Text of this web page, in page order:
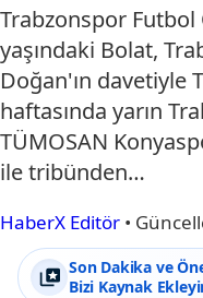
Trabzonspor
yaşındaki Bolat,
Doğan'ın davetiyle
haftasında yarın
TÜMOSAN
ile tribünden…
HaberX Editör •
Son Dakika ve
Bizi Kaynak